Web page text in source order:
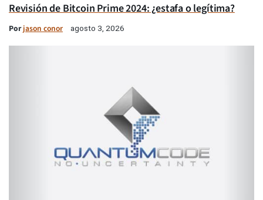
Revisión de Bitcoin Prime 2024: ¿estafa o legítima?
Porjason conor agosto 3, 2026